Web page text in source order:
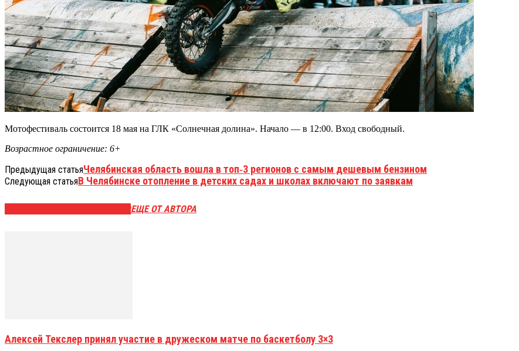
Мотофестиваль состоится 18 мая на ГЛК «Солнечная долина». Начало — в 12:00. Вход свободный.
Возрастное ограничение: 6+
Предыдущая статьяЧелябинская область вошла в топ‑3 регионов с самым дешевым бензином
Следующая статьяВ Челябинске отопление в детских садах и школах включают по заявкам
ЕЩЕ ОТ АВТОРА
Алексей Текслер принял участие в дружеском матче по баскетболу 3×3